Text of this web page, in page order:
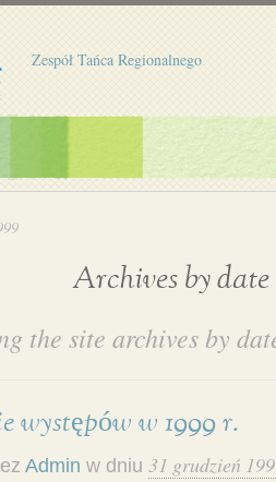
Zespół Tańca Regionalnego
Archives by date
the site archives by
występów w 1999 r.
Admin w dniu 31 grudzień